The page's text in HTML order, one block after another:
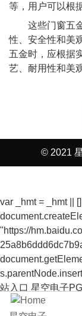
等，用户可以根
这些门窗五金
性、安全性和美
五金时，应根据
艺、耐用性和美
© 2021
var _hmt = _hmt ||
"https://
站入口 星空电子
子官方网站
星空